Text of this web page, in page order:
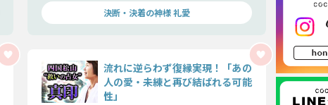
決断・決着の神様 礼愛
流れに逆らわず復縁実現！「あの
人の愛・未練と再び結ばれる可能
性」